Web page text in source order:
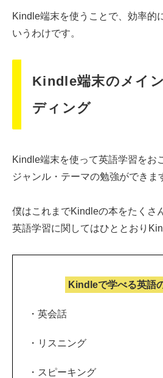
Kindle端末を使うことで、効率的
いうわけです。
Kindle端末のメイ
ディング
Kindle端末を使って英語学習をお
ジャンル・テーマの勉強ができま
僕はこれまでKindleの本をたくさ
英語学習に関してはひととおり
Kindleで学べる英語
・英会話
・リスニング
・スピーキング